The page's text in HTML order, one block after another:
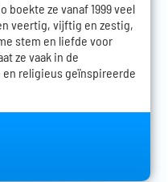
boekte ze vanaf 1999 veel
veertig, vijftig en zestig,
stem en liefde voor
ze vaak in de
religieus geïnspireerde